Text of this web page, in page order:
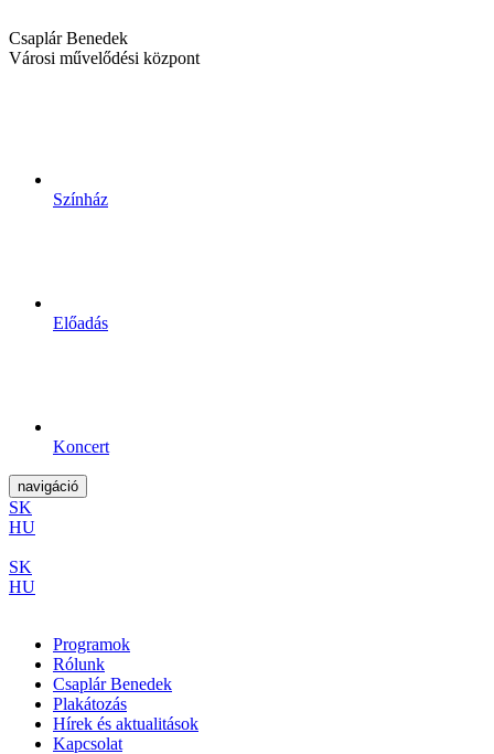
Csaplár Benedek
Városi művelődési központ
Színház
Előadás
Koncert
navigáció
SK
HU
SK
HU
Programok
Rólunk
Csaplár Benedek
Plakátozás
Hírek és aktualitások
Kapcsolat